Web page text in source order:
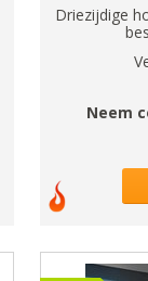
Driezijdige
Neem